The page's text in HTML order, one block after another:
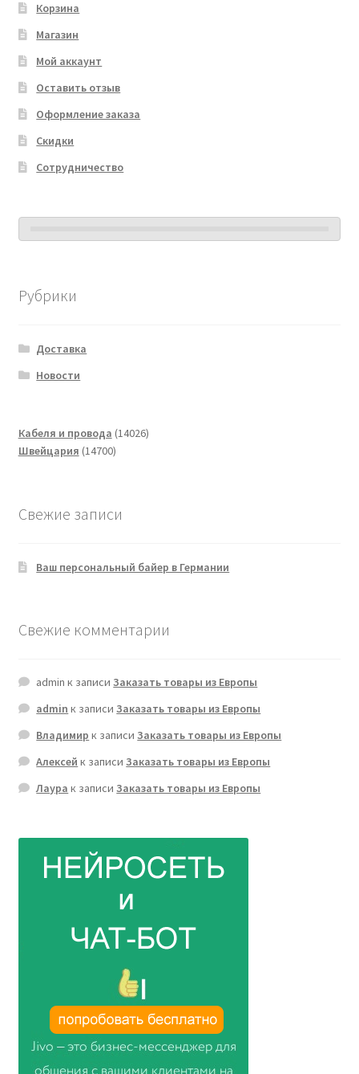
Корзина
Магазин
Мой аккаунт
Оставить отзыв
Оформление заказа
Скидки
Сотрудничество
Рубрики
Доставка
Новости
Кабеля и провода 1402614026
Швейцария 1470014700
Свежие записи
Ваш персональный байер в Германии
Свежие комментарии
admin к записиЗаказать товары из Европы
admin к записиЗаказать товары из Европы
Владимир к записиЗаказать товары из Европы
Алексей к записиЗаказать товары из Европы
Лаура к записиЗаказать товары из Европы